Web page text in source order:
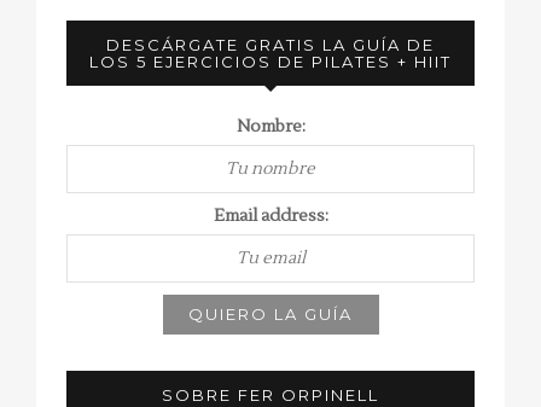
DESCÁRGATE GRATIS LA GUÍA DE
LOS 5 EJERCICIOS DE PILATES + HIIT
Nombre:
Email address:
SOBRE FER ORPINELL